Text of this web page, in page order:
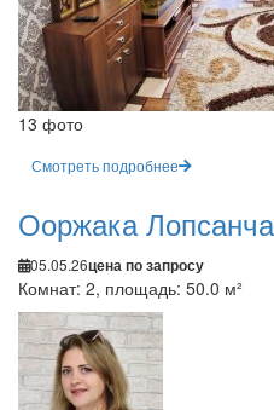
13 фото
Смотреть подробнее
Ооржака
05.05.26цена по запросу
Комнат: 2, площадь: 50.0 м²